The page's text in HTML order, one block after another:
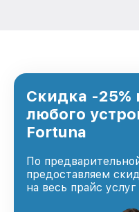
Скидка -25%
любого
Fortuna
По
предоставляем
на весь прайс